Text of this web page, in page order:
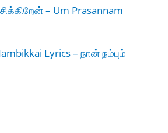
– Um Prasannam
Lyrics – நான் நம்பும்